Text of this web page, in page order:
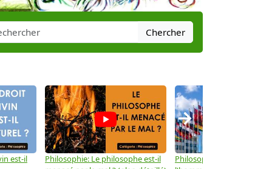
Chercher
est-il
Philosophie: Le philosophe est-il
Philosophie: Les droits de
→